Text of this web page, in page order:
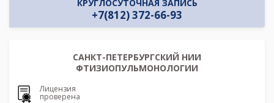
КРУГЛОСУТОЧНАЯ ЗАПИСЬ
+7(812) 372-66-93
САНКТ-ПЕТЕРБУРГСКИЙ НИИ
ФТИЗИОПУЛЬМОНОЛОГИИ
Лицензия
проверена